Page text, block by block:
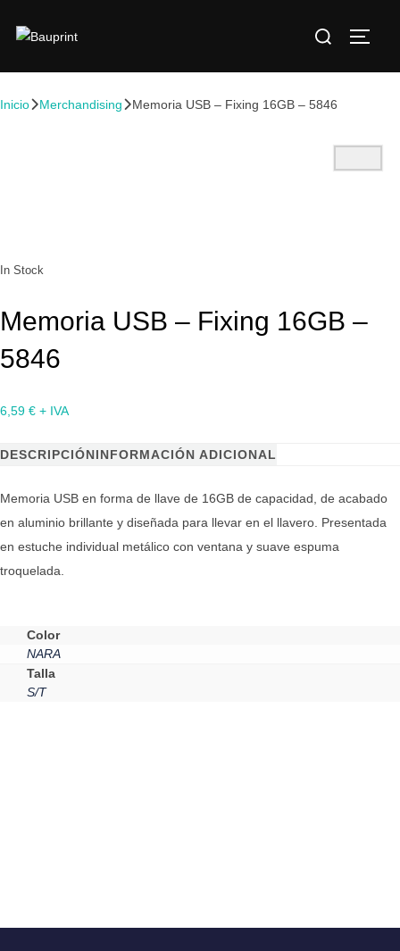
Inicio Merchandising Memoria USB – Fixing 16GB – 5846
In Stock
Memoria USB – Fixing 16GB –
5846
6,59 € + IVA
DESCRIPCIÓNINFORMACIÓN ADICIONAL
Memoria USB en forma de llave de 16GB de capacidad, de acabado
en aluminio brillante y diseñada para llevar en el llavero. Presentada
en estuche individual metálico con ventana y suave espuma
troquelada.
Color
NARA
Talla
S/T